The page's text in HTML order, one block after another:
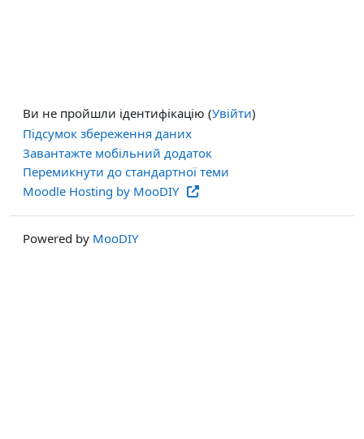
Ви не пройшли ідентифікацію (Увійти)
Підсумок збереження даних
Завантажте мобільний додаток
Перемикнути до стандартної теми
Moodle Hosting by MooDIY
Powered by MooDIY